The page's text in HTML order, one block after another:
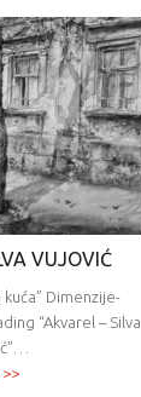
VUJOVIĆ
kuća” Dimenzije-
“Akvarel – Silva